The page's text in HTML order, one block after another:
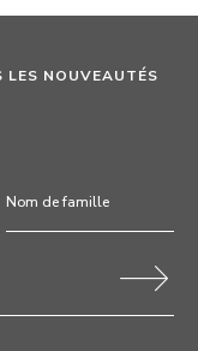
LES NOUVEAUTÉS